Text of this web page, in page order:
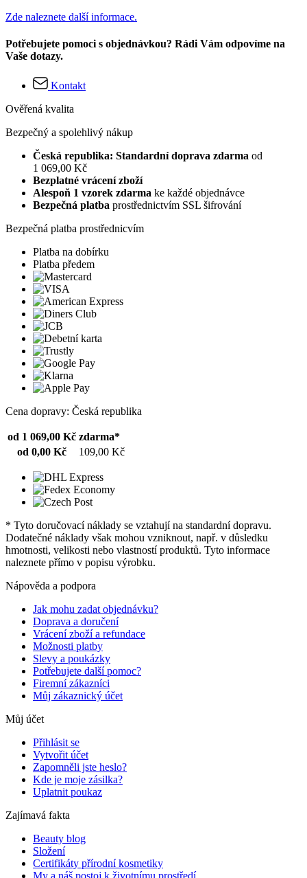
Zde naleznete další informace.
Potřebujete pomoci s objednávkou? Rádi Vám odpovíme na
Vaše dotazy.
Kontakt
Ověřená kvalita
Bezpečný a spolehlivý nákup
Česká republika: Standardní doprava zdarma od
1 069,00 Kč
Bezplatné vrácení zboží
Alespoň 1 vzorek zdarma ke každé objednávce
Bezpečná platba prostřednictvím SSL šifrování
Bezpečná platba prostřednicvím
Platba na dobírku
Platba předem
Cena dopravy: Česká republika
od 1 069,00 Kč zdarma*
od 0,00 Kč
109,00 Kč
* Tyto doručovací náklady se vztahují na standardní dopravu.
Dodatečné náklady však mohou vzniknout, např. v důsledku
hmotnosti, velikosti nebo vlastností produktů. Tyto informace
naleznete přímo v popisu výrobku.
Nápověda a podpora
Jak mohu zadat objednávku?
Doprava a doručení
Vrácení zboží a refundace
Možnosti platby
Slevy a poukázky
Potřebujete další pomoc?
Firemní zákazníci
Můj zákaznický účet
Můj účet
Přihlásit se
Vytvořit účet
Zapomněli jste heslo?
Kde je moje zásilka?
Uplatnit poukaz
Zajímavá fakta
Beauty blog
Složení
Certifikáty přírodní kosmetiky